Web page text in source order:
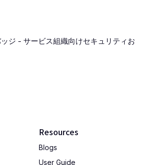
Resources
Blogs
User Guide